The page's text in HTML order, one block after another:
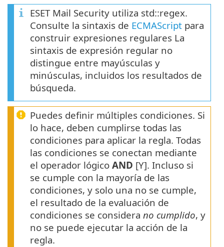
ESET Mail Security utiliza std::regex.
Consulte la sintaxis de ECMAScript para
construir expresiones regulares La
sintaxis de expresión regular no
distingue entre mayúsculas y
minúsculas, incluidos los resultados de
búsqueda.
Puedes definir múltiples condiciones. Si
lo hace, deben cumplirse todas las
condiciones para aplicar la regla. Todas
las condiciones se conectan mediante
el operador lógico AND [Y]. Incluso si
se cumple con la mayoría de las
condiciones, y solo una no se cumple,
el resultado de la evaluación de
condiciones se considera no cumplido, y
no se puede ejecutar la acción de la
regla.